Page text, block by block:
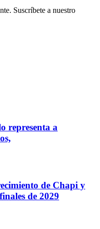
Suscríbete a nuestro
representa a
de Chapi y
de 2029